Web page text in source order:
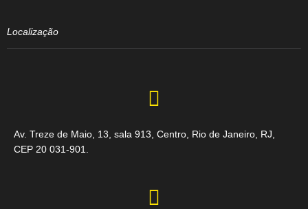
Localização
Av. Treze de Maio, 13, sala 913, Centro, Rio de Janeiro, RJ,
CEP 20 031-901.